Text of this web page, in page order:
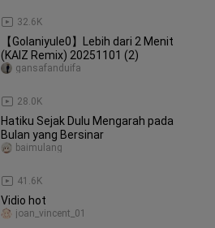
32.6K
【Golaniyule0】Lebih dari 2 Menit
(KAIZ Remix) 20251101 (2)
28.0K
gansafanduifa
Hatiku Sejak Dulu Mengarah pada
Bulan yang Bersinar
41.6K
baimulang
Vidio hot
joan_vincent_01